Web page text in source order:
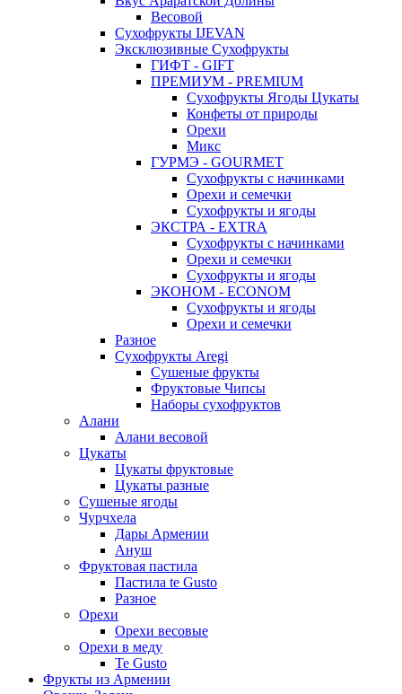
Весовой
Сухофрукты IJEVAN
Эксклюзивные Сухофрукты
ГИФТ - GIFT
ПРЕМИУМ - PREMIUM
Сухофрукты Ягоды Цукаты
Конфеты от природы
Орехи
Микс
ГУРМЭ - GOURMET
Сухофрукты с начинками
Орехи и семечки
Сухофрукты и ягоды
ЭКСТРА - EXTRA
Сухофрукты с начинками
Орехи и семечки
Сухофрукты и ягоды
ЭКОНОМ - ECONOM
Сухофрукты и ягоды
Орехи и семечки
Разное
Сухофрукты Aregi
Сушеные фрукты
Фруктовые Чипсы
Наборы сухофруктов
Алани
Алани весовой
Цукаты
Цукаты фруктовые
Цукаты разные
Сушеные ягоды
Чурчхела
Дары Армении
Ануш
Фруктовая пастила
Пастила te Gusto
Разное
Орехи
Орехи весовые
Орехи в меду
Te Gusto
Фрукты из Армении